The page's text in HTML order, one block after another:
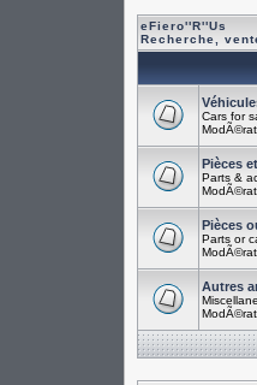
eFiero''R''Us
Recherche,
Cars for
Pièces
Parts &
Pièces
Parts or
Autres